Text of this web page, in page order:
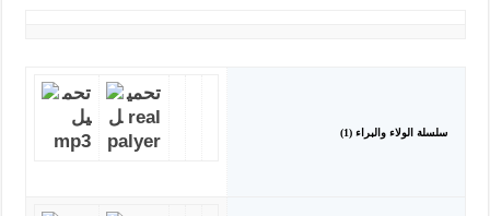
سلسلة الولاء والبراء (1)